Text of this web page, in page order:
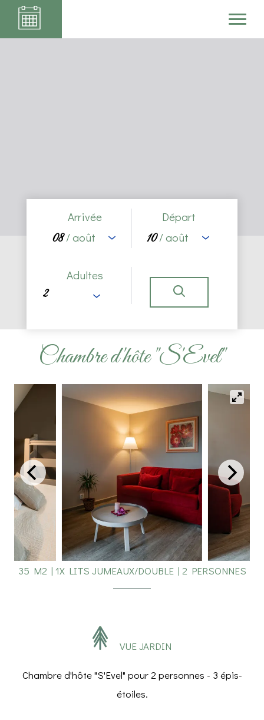
Arrivée
08/ août
Départ
10/ août
Adultes
Chambre d'hôte "S'Evel"
35 M2 | 1X LITS JUMEAUX/DOUBLE | 2 PERSONNES
VUE JARDIN
Chambre d'hôte "S'Evel" pour 2 personnes - 3 épis-
étoiles.